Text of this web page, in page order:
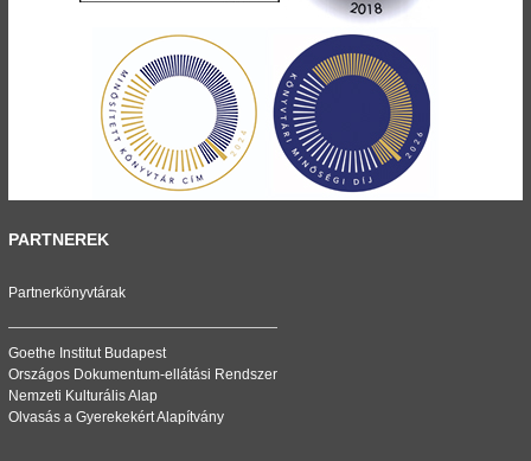
PARTNEREK
Partnerkönyvtárak
Goethe Institut Budapest
Országos Dokumentum-ellátási Rendszer
Nemzeti Kulturális Alap
Olvasás a Gyerekekért Alapítvány